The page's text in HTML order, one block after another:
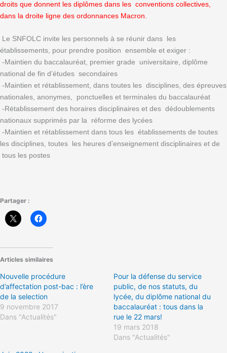
droits que donnent les diplômes dans les conventions collectives,
dans la droite ligne des ordonnances Macron.
Le SNFOLC invite les personnels à se réunir dans les
établissements, pour prendre position ensemble et exiger :
-Maintien du baccalauréat, premier grade universitaire, diplôme
national de fin d’études secondaires
-Maintien et rétablissement, dans toutes les disciplines, des épreuves
nationales, anonymes, ponctuelles et terminales du baccalauréat
-Rétablissement des horaires disciplinaires et des dédoublements
nationaux supprimés par la réforme des lycées
-Maintien et rétablissement dans tous les établissements de toutes
les disciplines, toutes les heures d’enseignement disciplinaires et de
tous les postes
Partager :
Articles similaires
Nouvelle procédure
d’affectation post-bac : l’ère
de la selection
9 novembre 2017
Dans "Actualités"
Pour la défense du service
public, de nos statuts, du
lycée, du diplôme national du
baccalauréat : tous dans la
rue le 22 mars!
19 mars 2018
Dans "Actualités"